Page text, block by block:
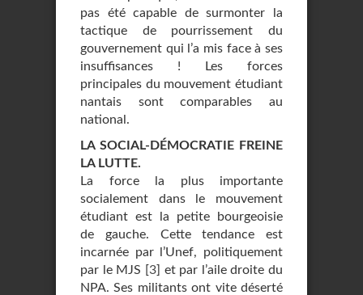
pas été capable de surmonter la
tactique de pourrissement du
gouvernement qui l’a mis face à ses
insuffisances ! Les forces
principales du mouvement étudiant
nantais sont comparables au
national.
LA SOCIAL-DÉMOCRATIE FREINE
LA LUTTE.
La force la plus importante
socialement dans le mouvement
étudiant est la petite bourgeoisie
de gauche. Cette tendance est
incarnée par l’Unef, politiquement
par le MJS [3] et par l’aile droite du
NPA. Ses militants ont vite déserté